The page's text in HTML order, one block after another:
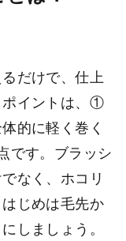
だけで、仕上
ポイントは、①
的に軽く巻く
です。ブラッシ
なく、ホコリ
じめは毛先か
しましょう。